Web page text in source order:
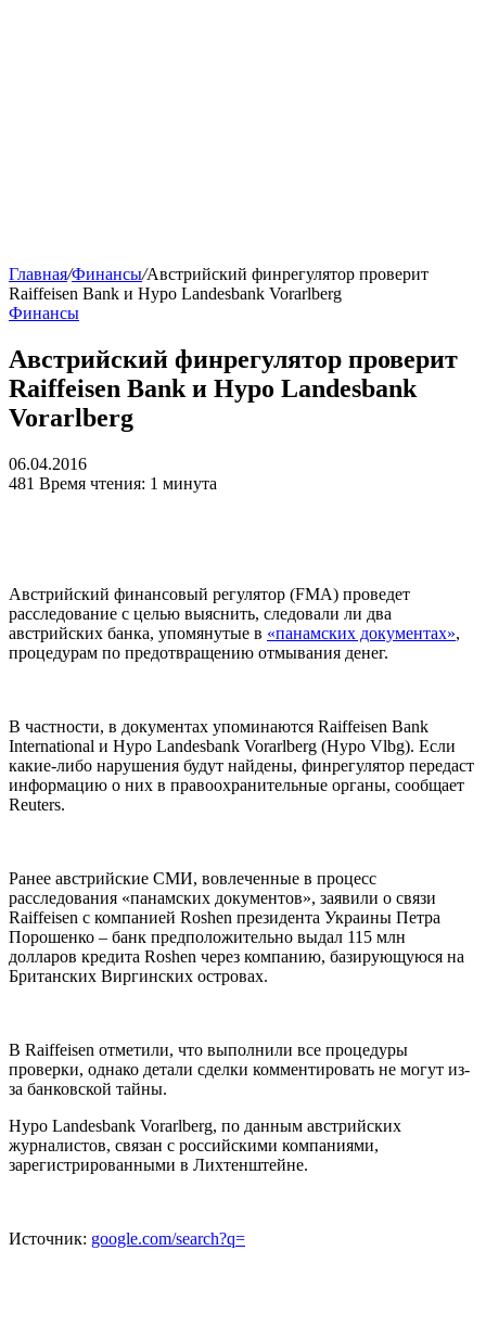
Главная/Финансы/Австрийский финрегулятор проверит
Raiffeisen Bank и Hypo Landesbank Vorarlberg
Финансы
Австрийский финрегулятор проверит
Raiffeisen Bank и Hypo Landesbank
Vorarlberg
06.04.2016
481 Время чтения: 1 минута
Австрийский финансовый регулятор (FMA) проведет
расследование с целью выяснить, следовали ли два
австрийских банка, упомянутые в «панамских документах»,
процедурам по предотвращению отмывания денег.
В частности, в документах упоминаются Raiffeisen Bank
International и Hypo Landesbank Vorarlberg (Hypo Vlbg). Если
какие-либо нарушения будут найдены, финрегулятор передаст
информацию о них в правоохранительные органы, сообщает
Reuters.
Ранее австрийские СМИ, вовлеченные в процесс
расследования «панамских документов», заявили о связи
Raiffeisen с компанией Roshen президента Украины Петра
Порошенко – банк предположительно выдал 115 млн
долларов кредита Roshen через компанию, базирующуюся на
Британских Виргинских островах.
В Raiffeisen отметили, что выполнили все процедуры
проверки, однако детали сделки комментировать не могут из-
за банковской тайны.
Hypo Landesbank Vorarlberg, по данным австрийских
журналистов, связан с российскими компаниями,
зарегистрированными в Лихтенштейне.
Источник: google.com/search?q=